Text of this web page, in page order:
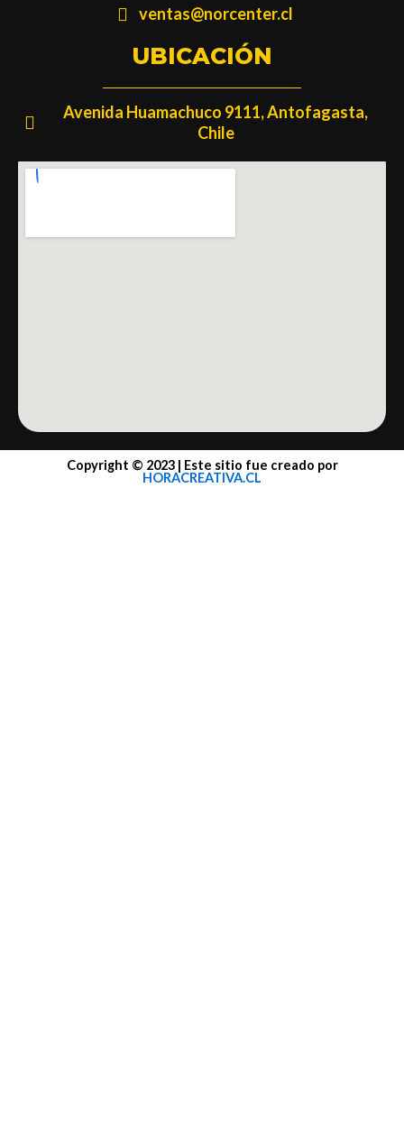
ventas@norcenter.cl
UBICACIÓN
Avenida Huamachuco 9111, Antofagasta,
Chile
Copyright © 2023 | Este sitio fue creado por
HORACREATIVA.CL